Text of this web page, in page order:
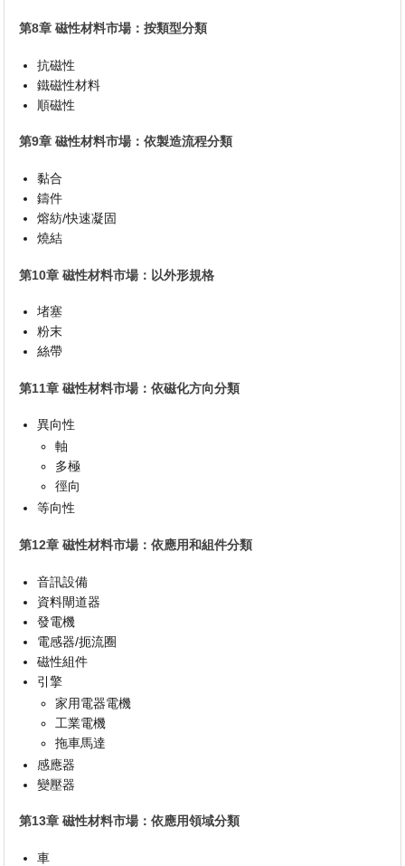
第8章 磁性材料市場：按類型分類
抗磁性
鐵磁性材料
順磁性
第9章 磁性材料市場：依製造流程分類
黏合
鑄件
熔紡/快速凝固
燒結
第10章 磁性材料市場：以外形規格
堵塞
粉末
絲帶
第11章 磁性材料市場：依磁化方向分類
異向性
軸
多極
徑向
等向性
第12章 磁性材料市場：依應用和組件分類
音訊設備
資料閘道器
發電機
電感器/扼流圈
磁性組件
引擎
家用電器電機
工業電機
拖車馬達
感應器
變壓器
第13章 磁性材料市場：依應用領域分類
車